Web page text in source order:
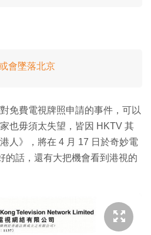
會墜落北京
免費電視牌照申請的事件，可以
也毋須太失望，皆因 HKTV 其
人》，將在 4 月 17 日於奇妙電
的話，還有大把機會看到港視的